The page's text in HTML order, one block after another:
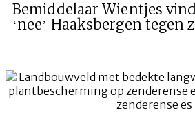
Bemiddelaar Wientjes
‘nee’ Haaksbergen